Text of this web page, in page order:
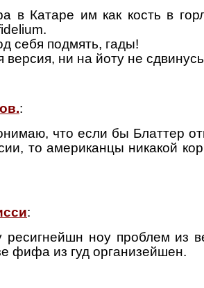
в Катаре им как кость в
себя подмять, гады!
версия, ни на йоту не
:
что если бы Блаттер
то американцы никакой
:
ресигнейшн ноу проблем из
фифа из гуд организейшен.